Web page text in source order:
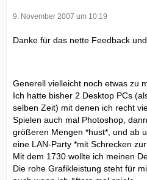
9. November 2007 um 10:19
Danke für das nette Feedback
Generell vielleicht noch etwas zu
Ich hatte bisher 2 Desktop PCs
selben Zeit) mit denen ich recht
Spielen auch mal Photoshop,
größeren Mengen *hust*, und ab
eine LAN-Party *mit Schrecken
Mit dem 1730 wollte ich meinen
Die rohe Grafikleistung steht für